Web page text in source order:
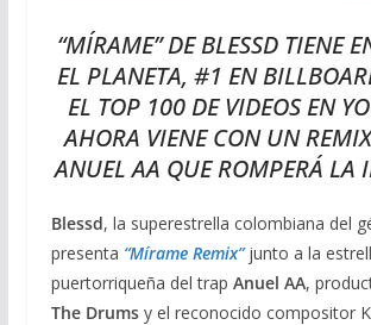
“MÍRAME” DE BLESSD TIENE
EL PLANETA, #1 EN
EL TOP 100 DE VIDEOS EN
AHORA VIENE CON UN
ANUEL AA QUE ROMPERÁ LA
Blessd, la superestrella colombiana del
presenta “Mírame Remix”junto a la
puertorriqueña del trap Anuel AA,
The Drumsy el reconocido compositor